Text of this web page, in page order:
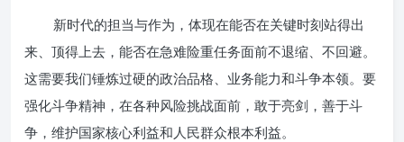
新时代的担当与作为，体现在能否在关键时刻站得出
来、顶得上去，能否在急难险重任务面前不退缩、不回避。
这需要我们锤炼过硬的政治品格、业务能力和斗争本领。要
强化斗争精神，在各种风险挑战面前，敢于亮剑，善于斗
争，维护国家核心利益和人民群众根本利益。